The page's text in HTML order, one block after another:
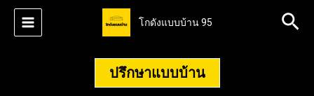
Skip
content
โกดังแบบบ้าน 95
ปรึกษาแบบบ้าน